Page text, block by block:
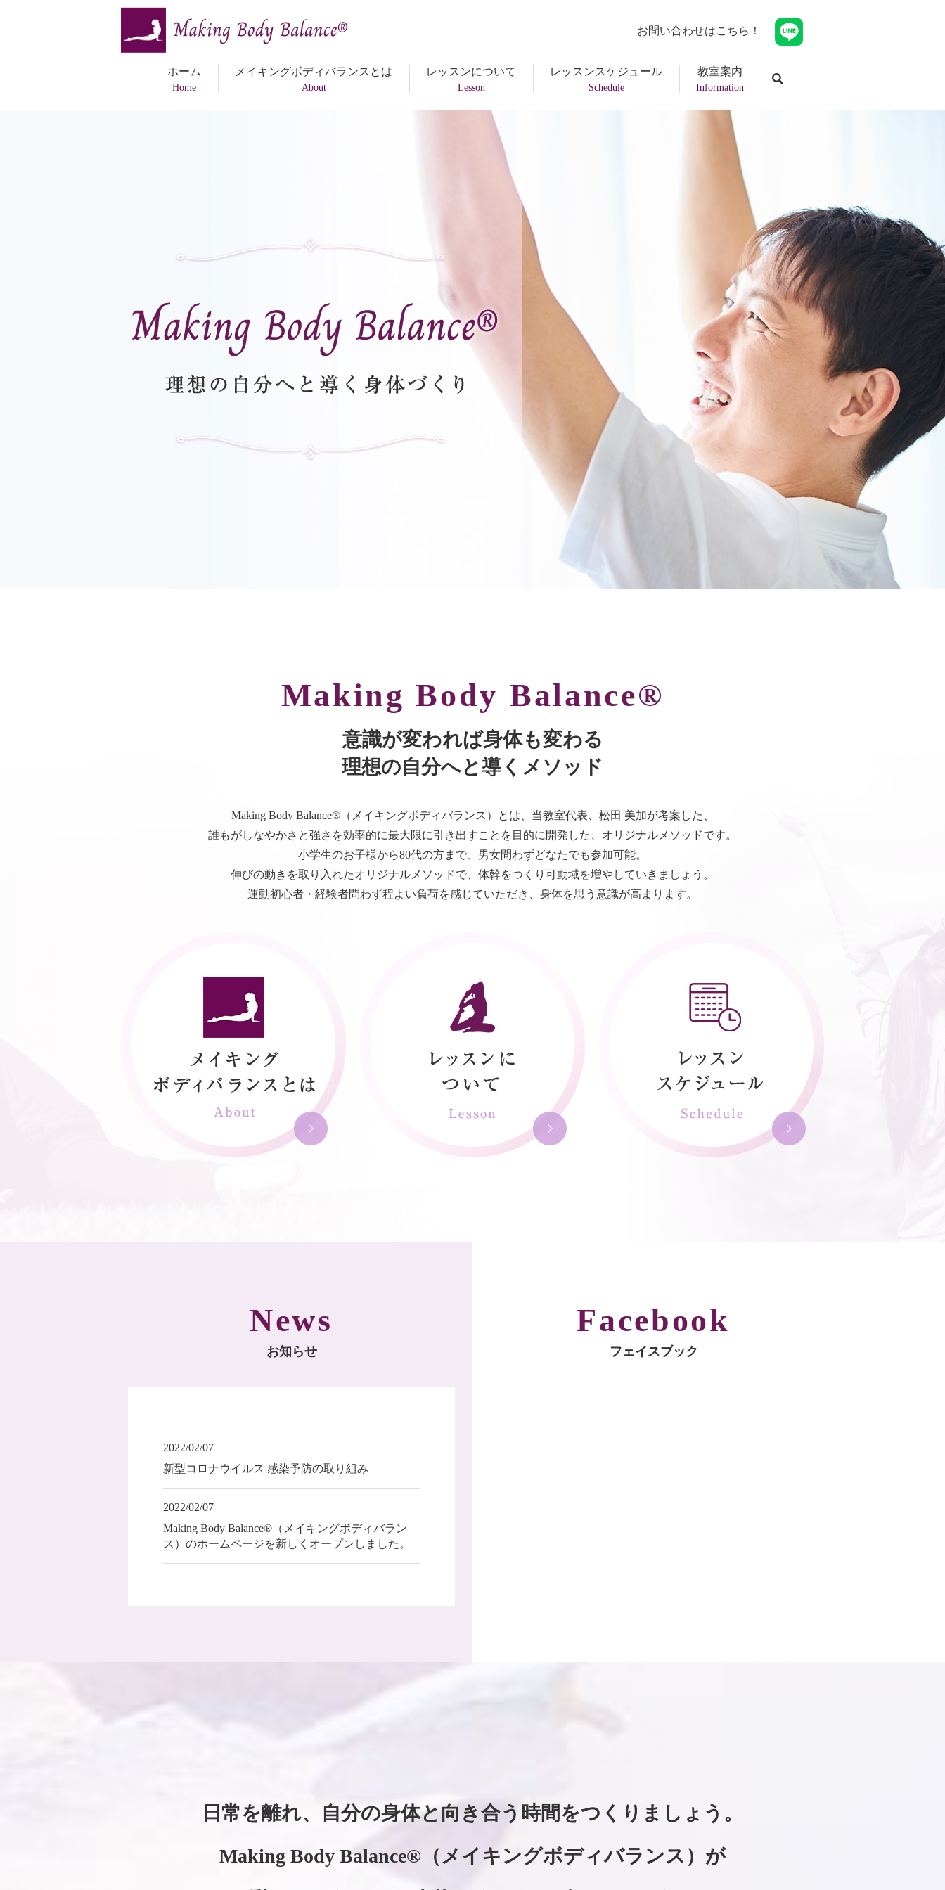
お問い合わせはこちら！
ホーム
Home
メイキングボディバランスとは
About
レッスンについて
Lesson
レッスンスケジュール
Schedule
教室案内
Information
Making Body Balance®
意識が変われば身体も変わる
理想の自分へと導くメソッド
Making Body Balance®（メイキングボディバランス）とは、当教室代表、松田 美加が考案した、
誰もがしなやかさと強さを効率的に最大限に引き出すことを目的に開発した、オリジナルメソッドです。
小学生のお子様から80代の方まで、男女問わずどなたでも参加可能。
伸びの動きを取り入れたオリジナルメソッドで、体幹をつくり可動域を増やしていきましょう。
運動初心者・経験者問わず程よい負荷を感じていただき、身体を思う意識が高まります。
News
お知らせ
2022/02/07
新型コロナウイルス 感染予防の取り組み
2022/02/07
Making Body Balance®（メイキングボディバラン
ス）のホームページを新しくオープンしました。
Facebook
フェイスブック
日常を離れ、
自分の身体と向き合う時間をつくりましょう。
Making Body Balance® （メイキングボディバランス）が